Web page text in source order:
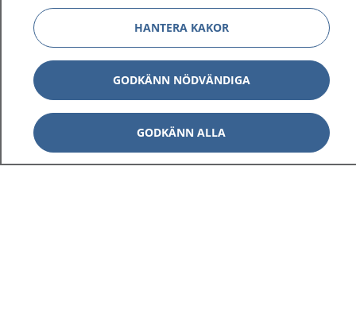
1177 på flera språk Visa
Om 1177 Visa
Kontakt Visa
HANTERA KAKOR
GODKÄNN NÖDVÄNDIGA
GODKÄNN ALLA